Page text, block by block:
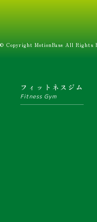
© Copyright MotionBase All Rights
フィットネスジム
Fitness Gym